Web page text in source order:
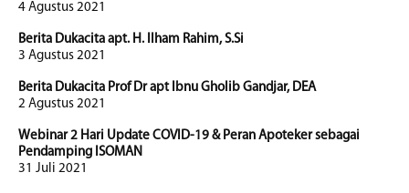
4 Agustus 2021
Berita Dukacita apt. H. Ilham Rahim, S.Si
3 Agustus 2021
Berita Dukacita Prof Dr apt Ibnu Gholib Gandjar, DEA
2 Agustus 2021
Webinar 2 Hari Update COVID-19 & Peran Apoteker sebagai
Pendamping ISOMAN
31 Juli 2021